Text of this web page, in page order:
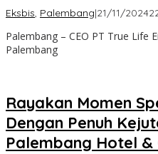
Eksbis, Palembang|21/11/2024
Palembang – CEO PT True Life
Palembang
Rayakan Momen
Dengan Penuh
Palembang Hotel